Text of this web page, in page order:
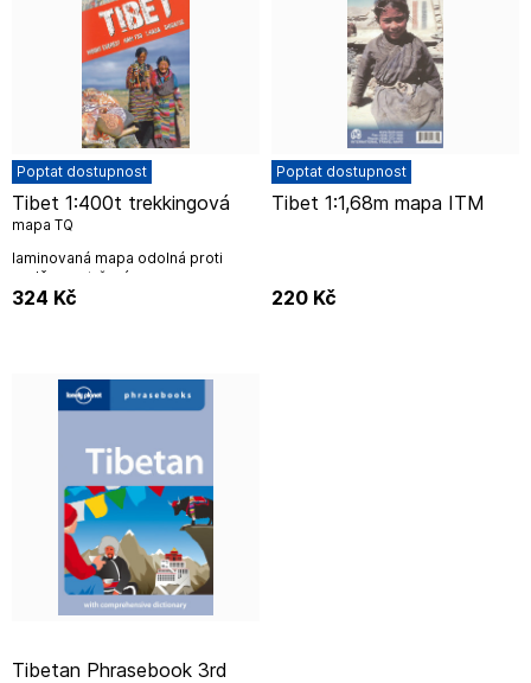
Poptat dostupnost
Tibet 1:400t trekkingová
mapa TQ
laminovaná mapa odolná proti
vodě a roztržení
324 Kč
Poptat dostupnost
Tibet 1:1,68m mapa ITM
220 Kč
Tibetan Phrasebook 3rd